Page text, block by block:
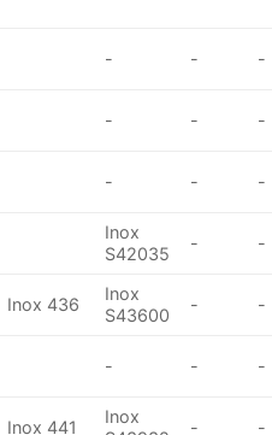
- - -
- - -
- - -
Inox
S42035
- -
Inox 436
Inox
S43600
- -
- - -
Inox 441
Inox
- -